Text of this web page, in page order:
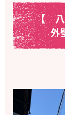
【 八
外